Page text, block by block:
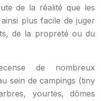
de la réalité que les
plus facile de juger
de la propreté ou du
de nombreux
sein de campings (tiny
yourtes, dômes